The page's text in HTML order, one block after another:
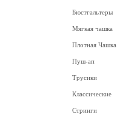
Бюстгальтеры
Мягкая чашка
Плотная Чашка
Пуш-ап
Трусики
Классические
Стринги